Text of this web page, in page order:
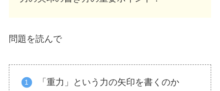
問題を読んで
「重力」という力の矢印を書くのか